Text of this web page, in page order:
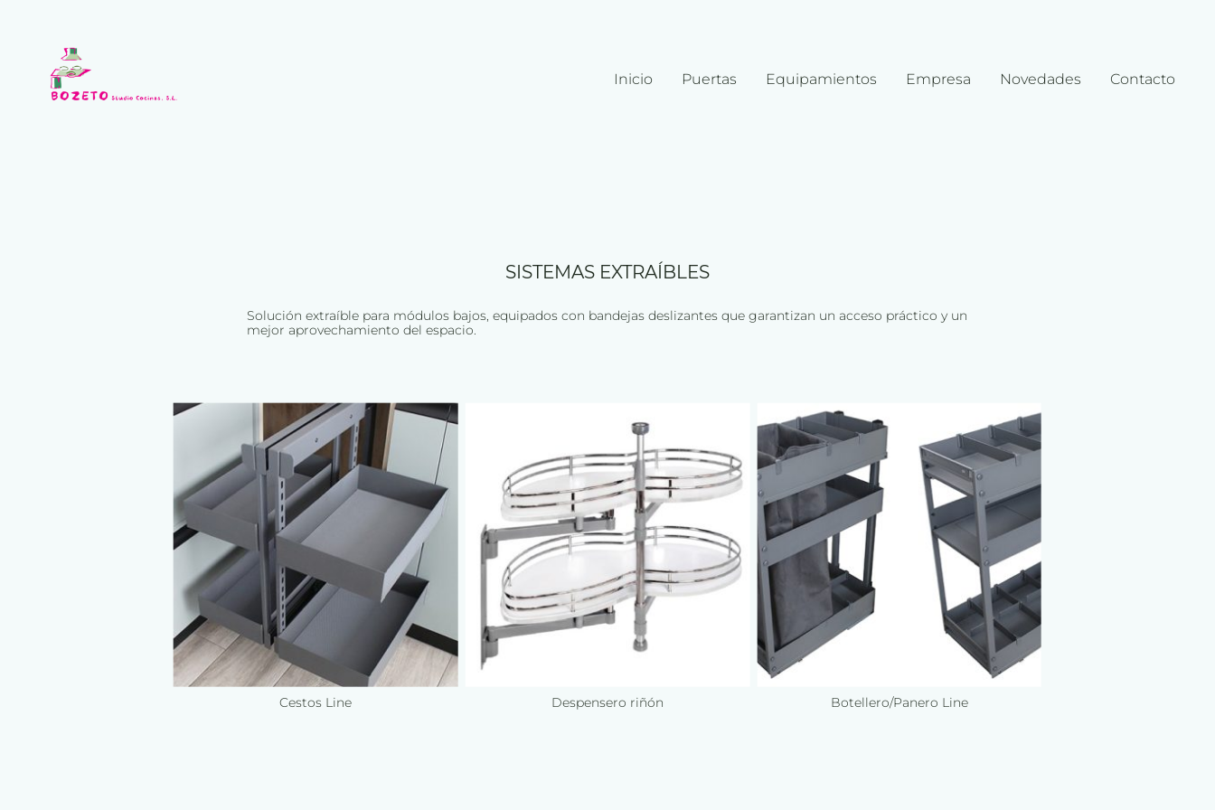
Inicio Puertas Equipamientos Empresa Novedades Contacto
SISTEMAS EXTRAÍBLES
Solución extraíble para módulos bajos, equipados con bandejas deslizantes que garantizan un acceso práctico y un
mejor aprovechamiento del espacio.
Cestos Line Despensero riñón Botellero/Panero Line